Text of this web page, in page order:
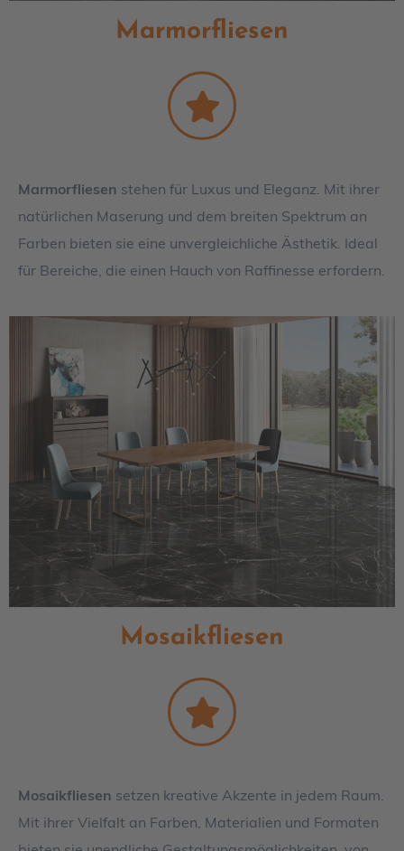
Marmorfliesen
Marmorfliesen stehen für Luxus und Eleganz. Mit ihrer
natürlichen Maserung und dem breiten Spektrum an
Farben bieten sie eine unvergleichliche Ästhetik. Ideal
für Bereiche, die einen Hauch von Raffinesse erfordern.
Mosaikfliesen
Mosaikfliesen setzen kreative Akzente in jedem Raum.
Mit ihrer Vielfalt an Farben, Materialien und Formaten